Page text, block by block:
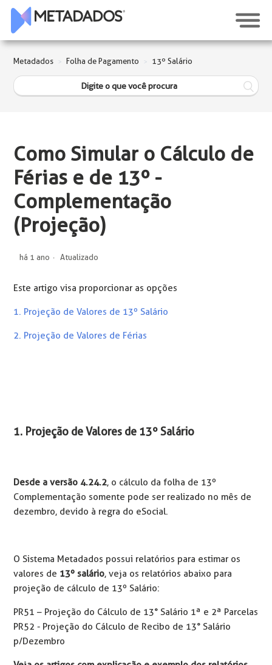
Metadados Folha de Pagamento 13º Salário
Como Simular o Cálculo de
Férias e de 13º -
Complementação
(Projeção)
há 1 ano Atualizado
Este artigo visa proporcionar as opções
1. Projeção de Valores de 13º Salário
2. Projeção de Valores de Férias
1. Projeção de Valores de 13º Salário
Desde a versão 4.24.2, o cálculo da folha de 13º
Complementação somente pode ser realizado no mês de
dezembro, devido à regra do eSocial.
O Sistema Metadados possui relatórios para estimar os
valores de 13º salário, veja os relatórios abaixo para
projeção de cálculo de 13º Salário:
PR51 – Projeção do Cálculo de 13° Salário 1ª e 2ª Parcelas
PR52 - Projeção do Cálculo de Recibo de 13° Salário
p/Dezembro